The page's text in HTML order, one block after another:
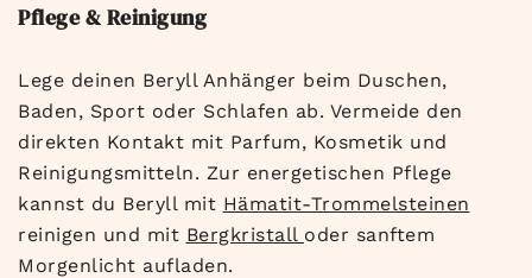
Pflege & Reinigung
Lege deinen Beryll Anhänger beim Duschen,
Baden, Sport oder Schlafen ab. Vermeide den
direkten Kontakt mit Parfum, Kosmetik und
Reinigungsmitteln. Zur energetischen Pflege
kannst du Beryll mit Hämatit-Trommelsteinen
reinigen und mit Bergkristall oder sanftem
Morgenlicht aufladen.